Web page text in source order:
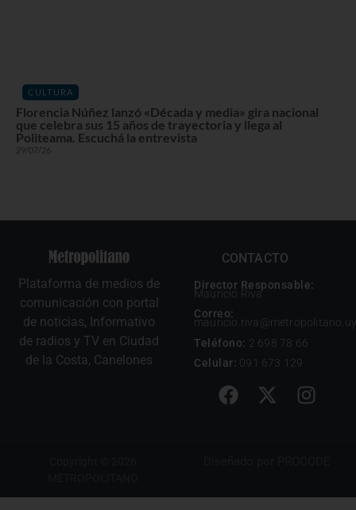
CULTURA
Florencia Núñez lanzó «Década y media» gira nacional
que celebra sus 15 años de trayectoria y llega al
Politeama. Escuchá la entrevista
29/07/26
Plataforma de medios de
comunicación con portal
de noticias, Informativo
de radios y TV en Ciudad
de la Costa, Canelones
CONTACTO
Director Responsable:
Mauricio Riva
Correo:
mauricio.riva@metropolitano.uy
Teléfono: 2 698 78 66
Celular: 091 673 129